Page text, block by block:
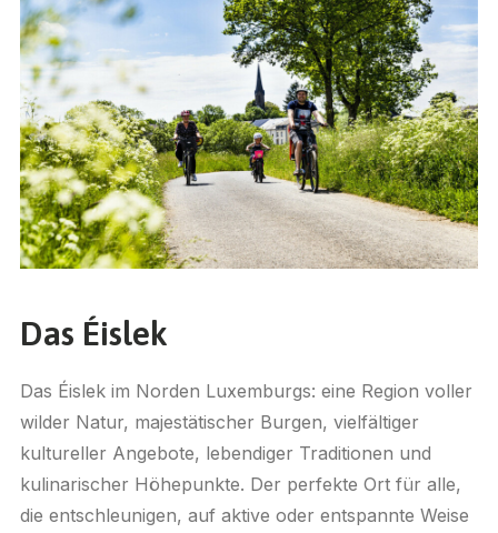
Das Éislek
Das Éislek im Norden Luxemburgs: eine Region voller
wilder Natur, majestätischer Burgen, vielfältiger
kultureller Angebote, lebendiger Traditionen und
kulinarischer Höhepunkte. Der perfekte Ort für alle,
die entschleunigen, auf aktive oder entspannte Weise